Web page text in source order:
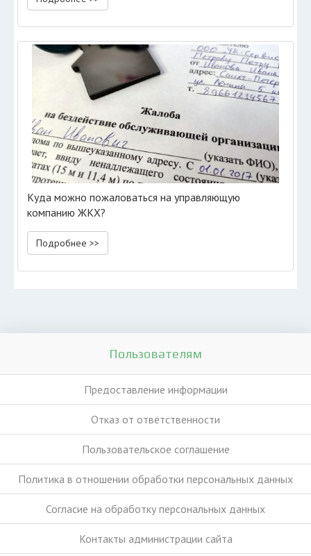
Куда можно пожаловаться на управляющую
компанию ЖКХ?
Подробнее >>
Пользователям
Предоставление информации
Отказ от ответственности
Пользовательское соглашение
Политика в отношении обработки персональных данных
Согласие на обработку персональных данных
Контакты администрации сайта